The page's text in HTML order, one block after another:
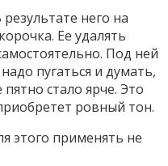
результате него на
Ее удалять
Под ней
пугаться и думать,
стало ярче. Это
ровный тон.
этого применять не